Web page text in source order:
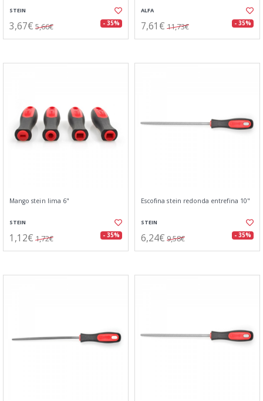
STEIN
3,67€ 5,66€ - 35%
ALFA
7,61€ 11,73€ - 35%
Mango stein lima 6"
STEIN
1,12€ 1,72€ - 35%
Escofina stein redonda entrefina 10"
STEIN
6,24€ 9,58€ - 35%